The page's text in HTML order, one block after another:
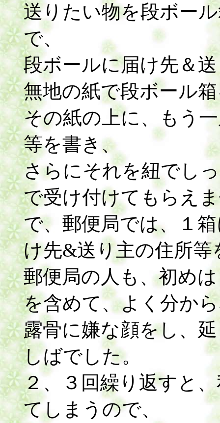
送りたい物を段ボー
で、
段ボールに届け先＆
無地の紙で段ボール
その紙の上に、もう
等を書き、
さらにそれを紐でし
で受け付けてもらえ
で、郵便局では、１
け先&送り主の住所
郵便局の人も、初め
を含めて、よく分か
露骨に嫌な顔をし、
しばでした。
２、３回繰り返すと
てしまうので、